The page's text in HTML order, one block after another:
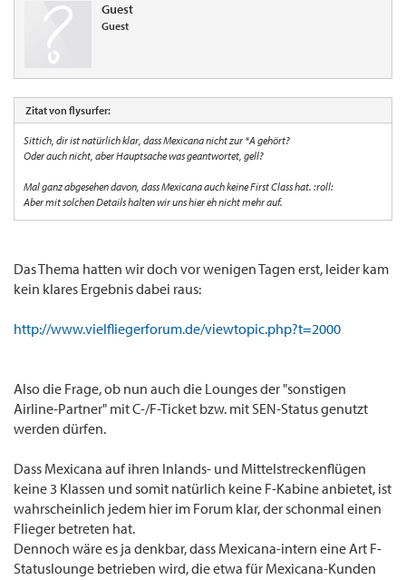
Guest
Guest
Zitat von flysurfer:
Sittich, dir ist natürlich klar, dass Mexicana nicht zur *A gehört?
Oder auch nicht, aber Hauptsache was geantwortet, gell?
Mal ganz abgesehen davon, dass Mexicana auch keine First Class hat. :roll:
Aber mit solchen Details halten wir uns hier eh nicht mehr auf.
Das Thema hatten wir doch vor wenigen Tagen erst, leider kam
kein klares Ergebnis dabei raus:
http://www.vielfliegerforum.de/viewtopic.php?t=2000
Also die Frage, ob nun auch die Lounges der "sonstigen
Airline-Partner" mit C-/F-Ticket bzw. mit SEN-Status genutzt
werden dürfen.
Dass Mexicana auf ihren Inlands- und Mittelstreckenflügen
keine 3 Klassen und somit natürlich keine F-Kabine anbietet, ist
wahrscheinlich jedem hier im Forum klar, der schonmal einen
Flieger betreten hat.
Dennoch wäre es ja denkbar, dass Mexicana-intern eine Art F-
Statuslounge betrieben wird, die etwa für Mexicana-Kunden